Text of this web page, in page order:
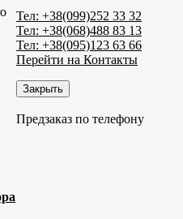
Тел: +38(099)252 33 32
Тел: +38(068)488 83 13
Тел: +38(095)123 63 66
Перейти на Контакты
Закрыть
Предзаказ по телефону